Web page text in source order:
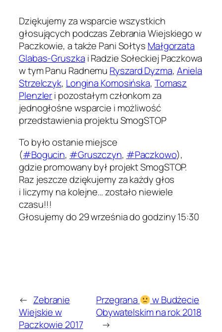
Dziękujemy za wsparcie wszystkich
głosujących podczas Zebrania Wiejskiego w
Paczkowie, a także Pani Sołtys Małgorzata
Glabas-Gruszka i Radzie Sołeckiej Paczkowa
w tym Panu Radnemu Ryszard Dyzma, Aniela
Strzelczyk, Longina Komosińska, Tomasz
Plenzleri pozostałym członkom za
jednogłośne wsparcie i możliwość
przedstawienia projektu SmogSTOP
To było ostanie miejsce
(#Bogucin, #Gruszczyn, #Paczkowo),
gdzie promowany był projekt SmogSTOP.
Raz jeszcze dziękujemy za każdy głos
i liczymy na kolejne… zostało niewiele
czasu!!!
Głosujemy do 29 września do godziny 15:30
← Zebranie
Wiejskie w
Paczkowie 2017
Przegrana
w Budżecie
Obywatelskim na rok 2018
→